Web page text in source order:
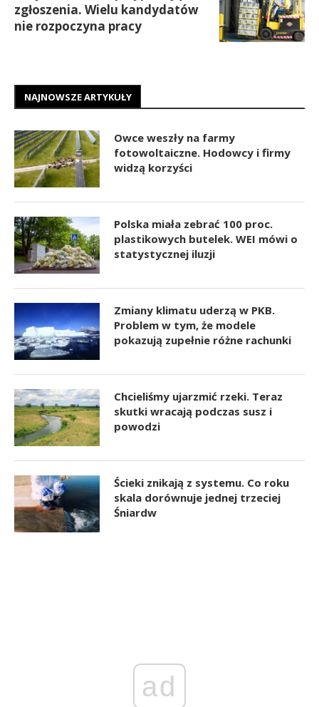
zgłoszenia. Wielu kandydatów
nie rozpoczyna pracy
NAJNOWSZE ARTYKUŁY
Owce weszły na farmy
fotowoltaiczne. Hodowcy i firmy
widzą korzyści
Polska miała zebrać 100 proc.
plastikowych butelek. WEI mówi o
statystycznej iluzji
Zmiany klimatu uderzą w PKB.
Problem w tym, że modele
pokazują zupełnie różne rachunki
Chcieliśmy ujarzmić rzeki. Teraz
skutki wracają podczas susz i
powodzi
Ścieki znikają z systemu. Co roku
skala dorównuje jednej trzeciej
Śniardw
ad